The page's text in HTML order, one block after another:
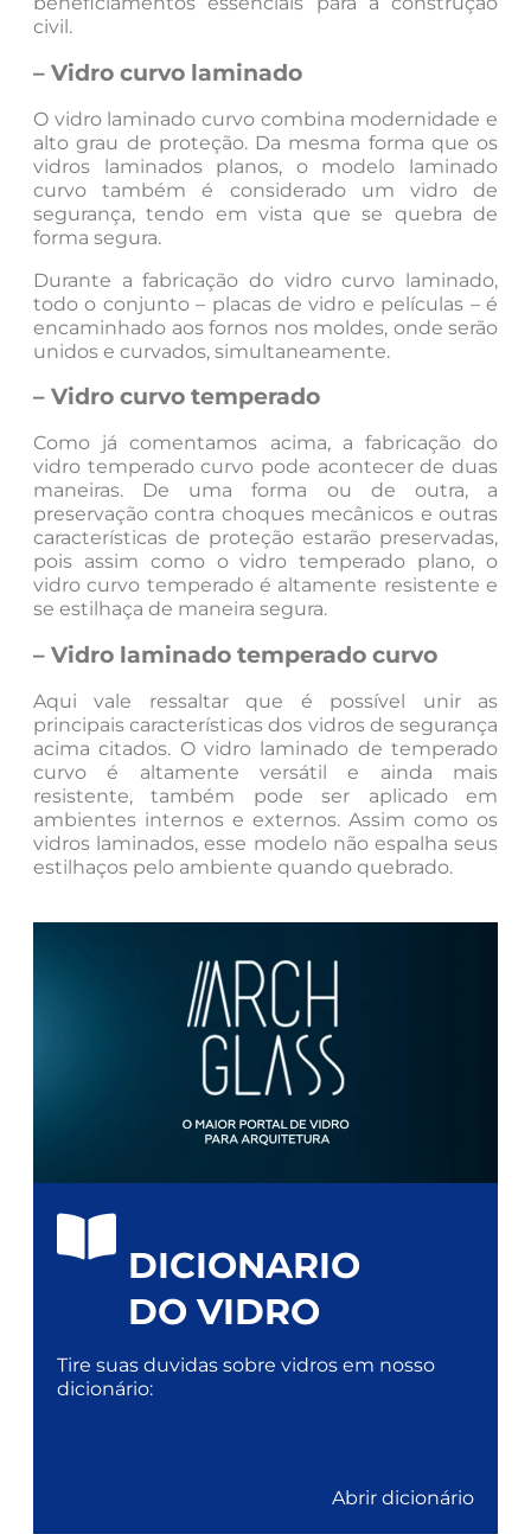
civil.
– Vidro curvo laminado
O vidro laminado curvo combina modernidade e
alto grau de proteção. Da mesma forma que os
vidros laminados planos, o modelo laminado
curvo também é considerado um vidro de
segurança, tendo em vista que se quebra de
forma segura.
Durante a fabricação do vidro curvo laminado,
todo o conjunto – placas de vidro e películas – é
encaminhado aos fornos nos moldes, onde serão
unidos e curvados, simultaneamente.
– Vidro curvo temperado
Como já comentamos acima, a fabricação do
vidro temperado curvo pode acontecer de duas
maneiras. De uma forma ou de outra, a
preservação contra choques mecânicos e outras
características de proteção estarão preservadas,
pois assim como o vidro temperado plano, o
vidro curvo temperado é altamente resistente e
se estilhaça de maneira segura.
– Vidro laminado temperado curvo
Aqui vale ressaltar que é possível unir as
principais características dos vidros de segurança
acima citados. O vidro laminado de temperado
curvo é altamente versátil e ainda mais
resistente, também pode ser aplicado em
ambientes internos e externos. Assim como os
vidros laminados, esse modelo não espalha seus
estilhaços pelo ambiente quando quebrado.
DICIONARIO
DO VIDRO
Tire suas duvidas sobre vidros em nosso
dicionário:
Abrir dicionário